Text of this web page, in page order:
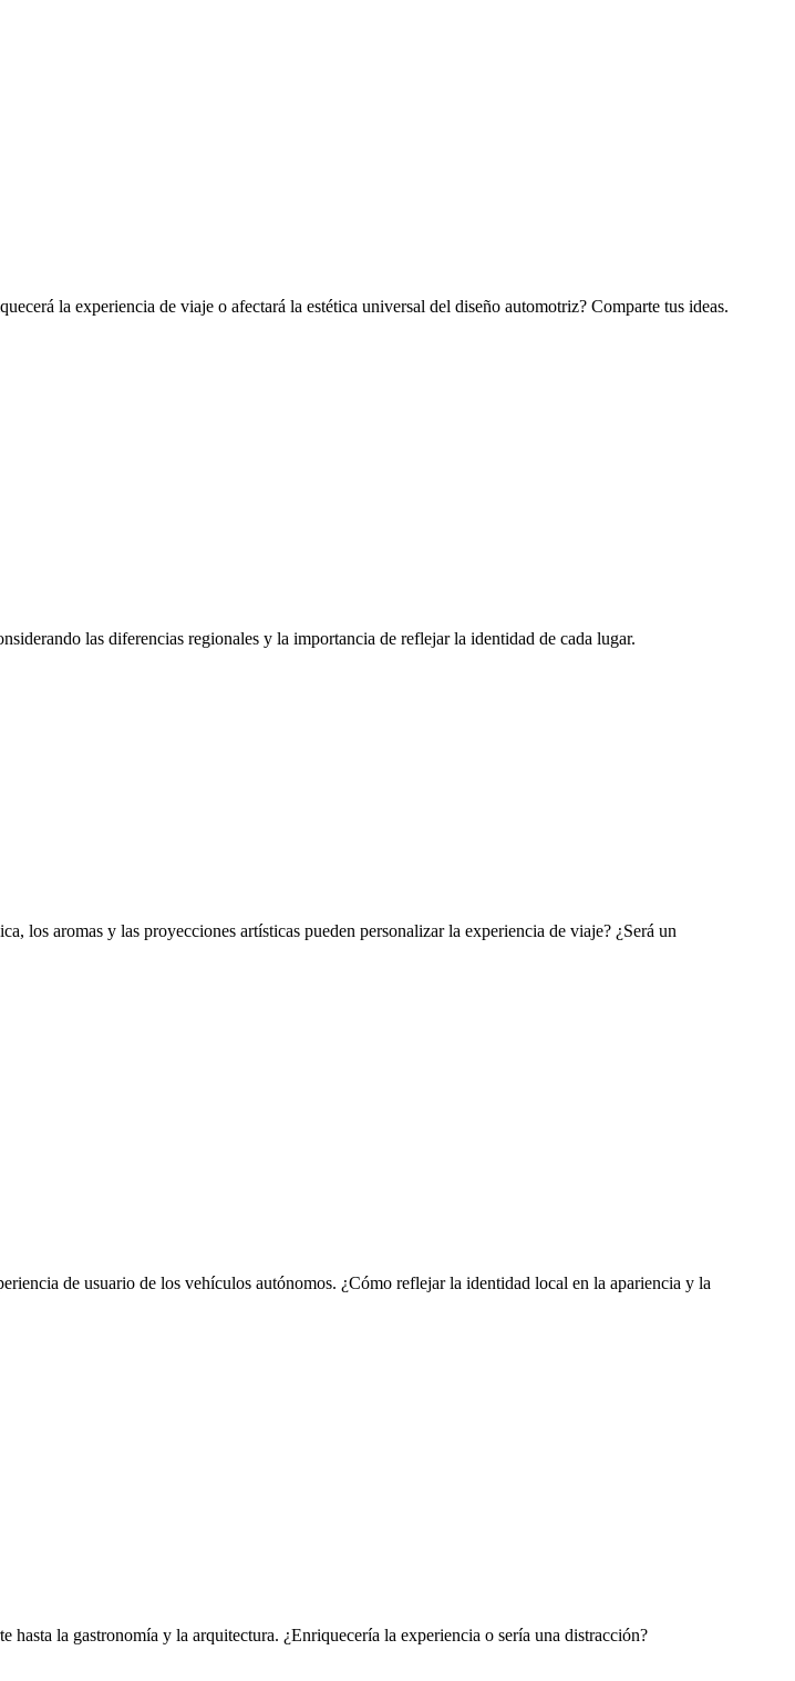
la experiencia de viaje o afectará la estética universal del diseño automotriz? Comparte tus ideas.
las diferencias regionales y la importancia de reflejar la identidad de cada lugar.
los aromas y las proyecciones artísticas pueden personalizar la experiencia de viaje? ¿Será un
de usuario de los vehículos autónomos. ¿Cómo reflejar la identidad local en la apariencia y la
la gastronomía y la arquitectura. ¿Enriquecería la experiencia o sería una distracción?